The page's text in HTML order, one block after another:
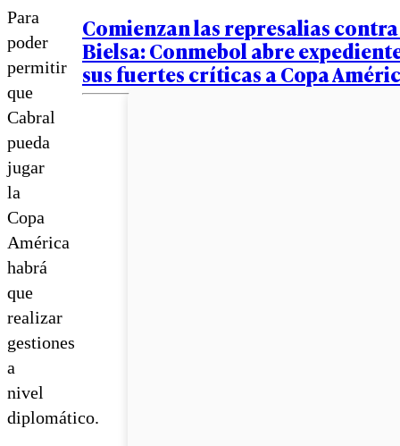
Para
poder
permitir
que
Cabral
pueda
jugar
la
Copa
América
habrá
que
realizar
gestiones
a
nivel
diplomático.
Comienzan las represalias
Bielsa: Conmebol abre
sus fuertes críticas a Copa